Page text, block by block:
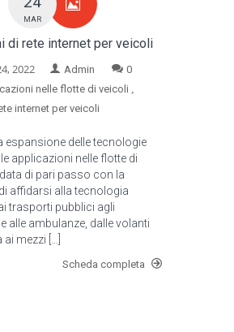
MAR
di rete internet per veicoli
2022 Admin
0
nelle flotte di veicoli
internet per veicoli
espansione delle tecnologie
applicazioni nelle flotte di
di pari passo con la
affidarsi alla tecnologia
trasporti pubblici agli
alle ambulanze, dalle volanti
mezzi […]
Scheda completa